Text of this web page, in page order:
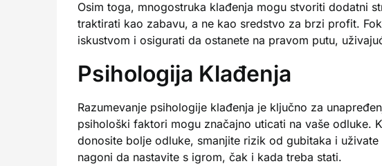
Osim toga, mnogostruka klađenja mogu stvoriti dodatni
traktirati kao zabavu, a ne kao sredstvo za brzi profit.
iskustvom i osigurati da ostanete na pravom putu,
Psihologija Klađenja
Razumevanje psihologije klađenja je ključno za
psihološki faktori mogu značajno uticati na vaše odluke.
donosite bolje odluke, smanjite rizik od gubitaka i
nagoni da nastavite s igrom, čak i kada treba stati.